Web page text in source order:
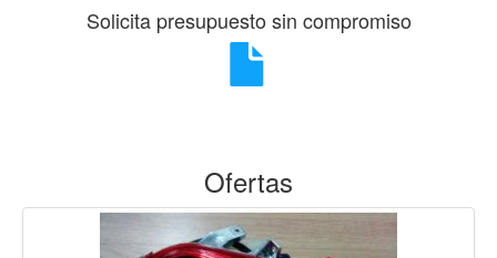
Solicita presupuesto sin compromiso
Ofertas